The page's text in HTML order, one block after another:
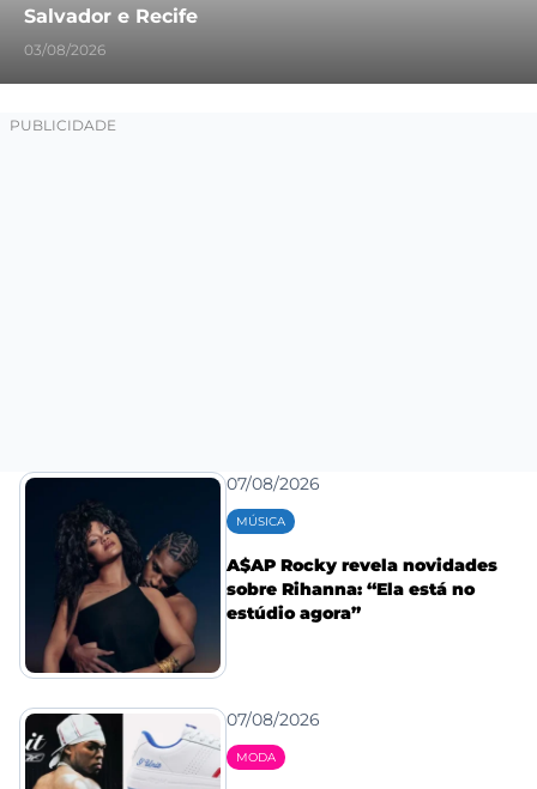
Salvador e Recife
03/08/2026
07/08/2026
MÚSICA
A$AP Rocky revela novidades
sobre Rihanna: “Ela está no
estúdio agora”
07/08/2026
MODA